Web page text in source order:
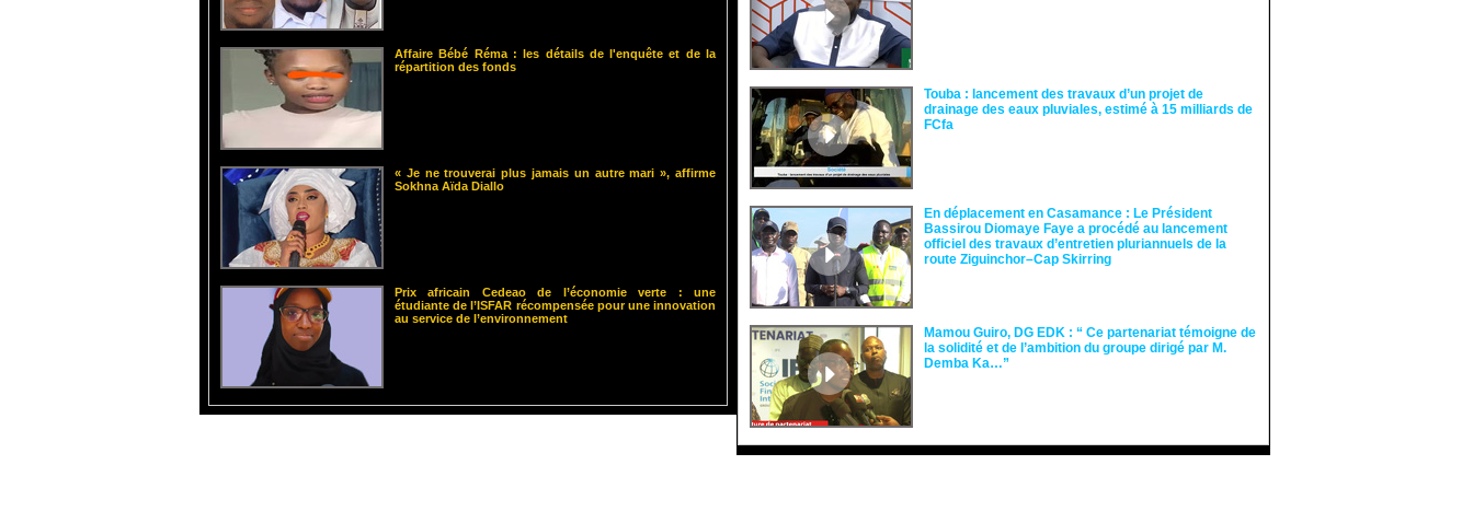
Affaire Bébé Réma : les détails de l'enquête et de la
répartition des fonds
« Je ne trouverai plus jamais un autre mari », affirme
Sokhna Aïda Diallo
Prix africain Cedeao de l’économie verte : une
étudiante de l’ISFAR récompensée pour une innovation
au service de l’environnement
Touba : lancement des travaux d’un projet de
drainage des eaux pluviales, estimé à 15 milliards de
FCfa ‎
En déplacement en Casamance : Le Président
Bassirou Diomaye Faye a procédé au lancement
officiel des travaux d’entretien pluriannuels de la
route Ziguinchor–Cap Skirring
Mamou Guiro, DG EDK : “ Ce partenariat témoigne de
la solidité et de l’ambition du groupe dirigé par M.
Demba Ka…”